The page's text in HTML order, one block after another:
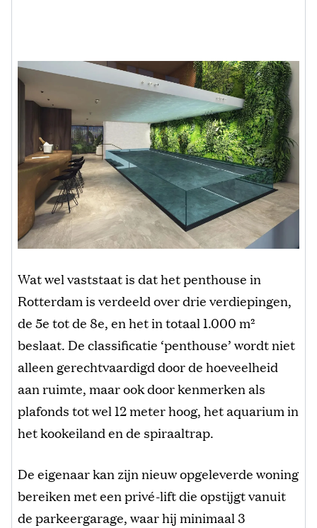
Wat wel vaststaat is dat het penthouse in
Rotterdam is verdeeld over drie verdiepingen,
de 5e tot de 8e, en het in totaal 1.000 m²
beslaat. De classificatie ‘penthouse’ wordt niet
alleen gerechtvaardigd door de hoeveelheid
aan ruimte, maar ook door kenmerken als
plafonds tot wel 12 meter hoog, het aquarium in
het kookeiland en de spiraaltrap.
De eigenaar kan zijn nieuw opgeleverde woning
bereiken met een privé-lift die opstijgt vanuit
de parkeergarage, waar hij minimaal 3